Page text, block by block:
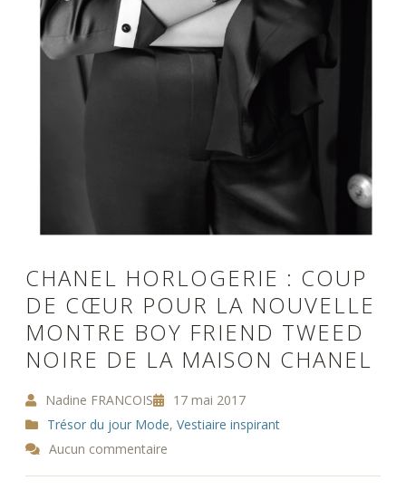
CHANEL HORLOGERIE : COUP
DE CŒUR POUR LA NOUVELLE
MONTRE BOY FRIEND TWEED
NOIRE DE LA MAISON CHANEL
Nadine FRANCOIS
17 mai 2017
Trésor du jour Mode,Vestiaire inspirant
Aucun commentaire